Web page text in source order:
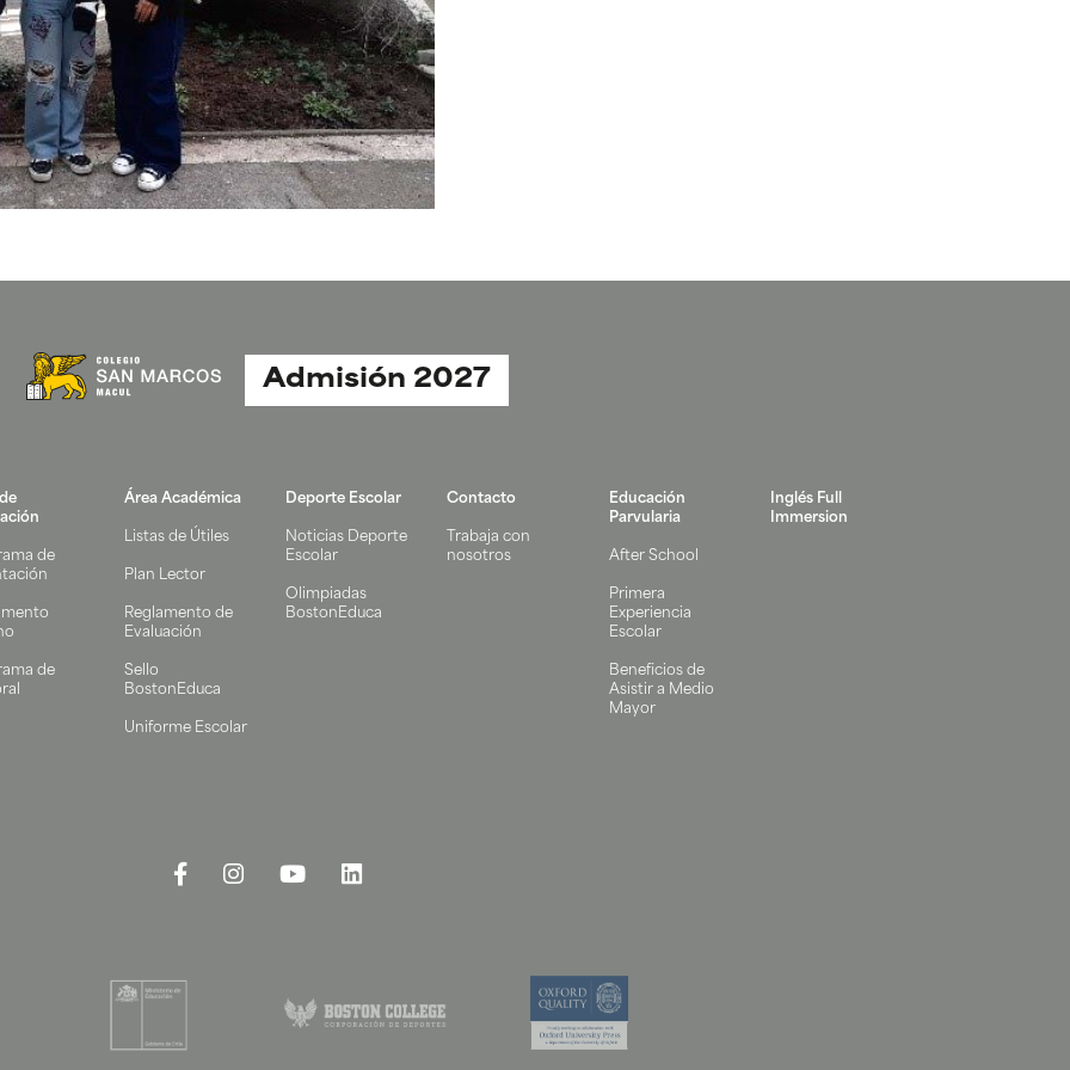
Admisión 2027
de
de
Área Académica
Listas de Útiles
Plan Lector
Reglamento de
Evaluación
Sello
BostonEduca
Uniforme Escolar
Deporte Escolar
Noticias Deporte
Escolar
Olimpiadas
BostonEduca
Contacto
Trabaja con
nosotros
Educación
Parvularia
After School
Primera
Experiencia
Escolar
Beneficios de
Asistir a Medio
Mayor
Inglés Full
Immersion